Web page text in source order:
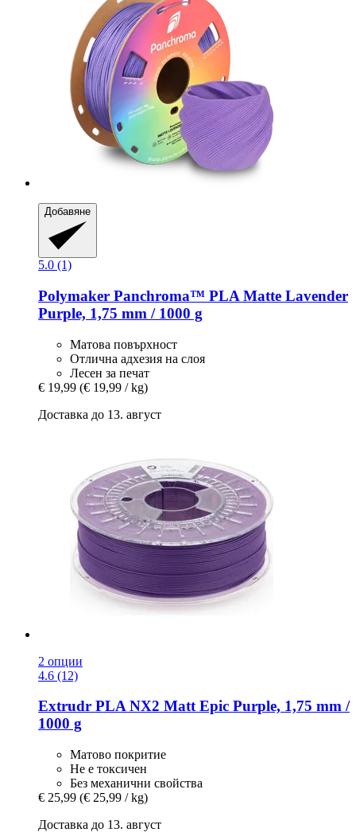
Добавяне
5.0 (1)
Polymaker Panchroma™ PLA Matte Lavender
Purple, 1,75 mm / 1000 g
Матова повърхност
Отлична адхезия на слоя
Лесен за печат
€ 19,99 (€ 19,99 / kg)
Доставка до 13. август
2 опции
4.6 (12)
Extrudr PLA NX2 Matt Epic Purple, 1,75 mm /
1000 g
Матово покритие
Не е токсичен
Без механични свойства
€ 25,99 (€ 25,99 / kg)
Доставка до 13. август